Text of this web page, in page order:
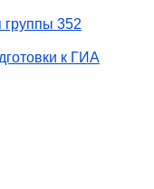
352
к ГИА